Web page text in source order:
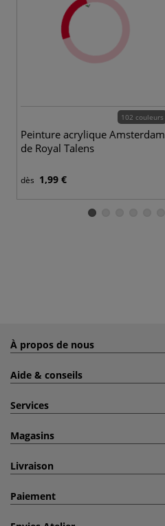
102 couleurs
Peinture acrylique Amsterdam
de Royal Talens
dès 1,99 €
À propos de nous
Aide & conseils
Services
Magasins
Livraison
Paiement